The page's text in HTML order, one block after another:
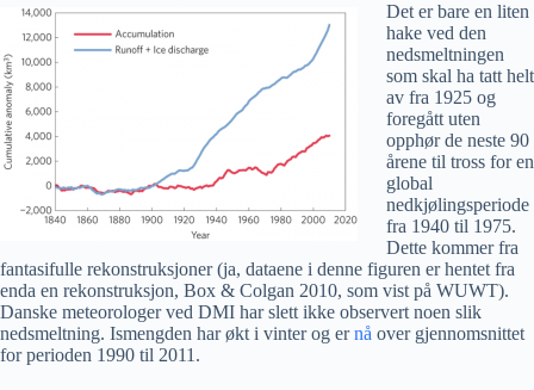
Det er bare en liten
hake ved den
nedsmeltningen
som skal ha tatt helt
av fra 1925 og
foregått uten
opphør de neste 90
årene til tross for en
global
nedkjølingsperiode
fra 1940 til 1975.
Dette kommer fra
fantasifulle rekonstruksjoner (ja, dataene i denne figuren er hentet fra
enda en rekonstruksjon, Box & Colgan 2010, som vist på WUWT).
Danske meteorologer ved DMI har slett ikke observert noen slik
nedsmeltning. Ismengden har økt i vinter og ernå over gjennomsnittet
for perioden 1990 til 2011.